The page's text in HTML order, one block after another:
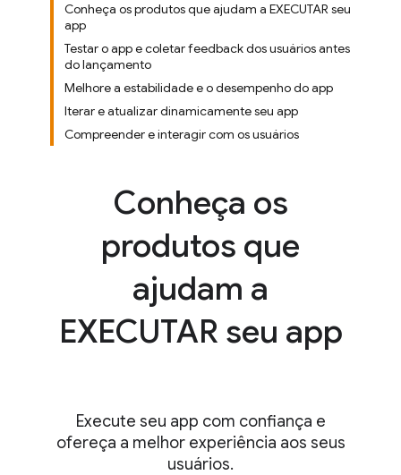
Conheça os produtos que ajudam a EXECUTAR seu
app
Testar o app e coletar feedback dos usuários antes
do lançamento
Melhore a estabilidade e o desempenho do app
Iterar e atualizar dinamicamente seu app
Compreender e interagir com os usuários
Conheça os
produtos que
ajudam a
EXECUTAR seu app
Execute seu app com confiança e
ofereça a melhor experiência aos seus
usuários.